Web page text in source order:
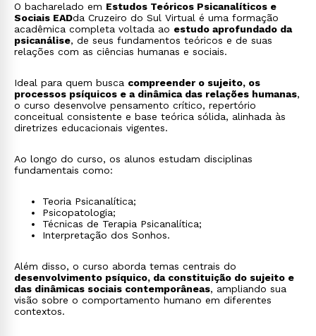
O bacharelado em Estudos Teóricos Psicanalíticos e
Sociais EADda Cruzeiro do Sul Virtual é uma formação
acadêmica completa voltada ao estudo aprofundado da
psicanálise, de seus fundamentos teóricos e de suas
relações com as ciências humanas e sociais.
Ideal para quem busca compreender o sujeito, os
processos psíquicos e a dinâmica das relações humanas,
o curso desenvolve pensamento crítico, repertório
conceitual consistente e base teórica sólida, alinhada às
diretrizes educacionais vigentes.
Ao longo do curso, os alunos estudam disciplinas
fundamentais como:
Teoria Psicanalítica;
Psicopatologia;
Técnicas de Terapia Psicanalítica;
Interpretação dos Sonhos.
Além disso, o curso aborda temas centrais do
desenvolvimento psíquico, da constituição do sujeito e
das dinâmicas sociais contemporâneas, ampliando sua
visão sobre o comportamento humano em diferentes
contextos.